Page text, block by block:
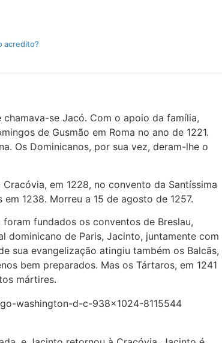
acredito?
se Jacó. Com o apoio da família,
de Gusmão em Roma no ano de 1221.
Os Dominicanos, por sua vez, deram-lhe o
em 1228, no convento da Santíssima
1238. Morreu a 15 de agosto de 1257.
fundados os conventos de Breslau,
dominicano de Paris, Jacinto, juntamente com
sua evangelização atingiu também os Balcãs,
bem preparados. Mas os Tártaros, em 1241
mártires.